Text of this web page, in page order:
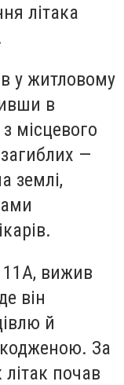
літака
у житловому
в
місцевого
—
землі,
вижив
він
й
За
почав